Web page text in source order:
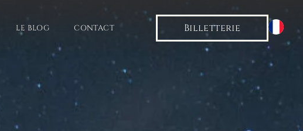
LE BLOG CONTACT Billetterie